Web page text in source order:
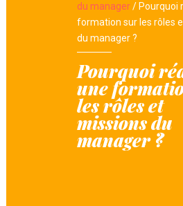
du manager / Pourquoi
formation sur les rôles
du manager ?
Pourquoi
une
les rôles et
missions du
manager ?